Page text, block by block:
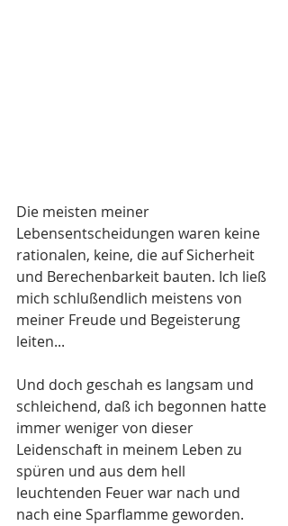
Die meisten meiner
Lebensentscheidungen waren keine
rationalen, keine, die auf Sicherheit
und Berechenbarkeit bauten. Ich ließ
mich schlußendlich meistens von
meiner Freude und Begeisterung
leiten...
Und doch geschah es langsam und
schleichend, daß ich begonnen hatte
immer weniger von dieser
Leidenschaft in meinem Leben zu
spüren und aus dem hell
leuchtenden Feuer war nach und
nach eine Sparflamme geworden.